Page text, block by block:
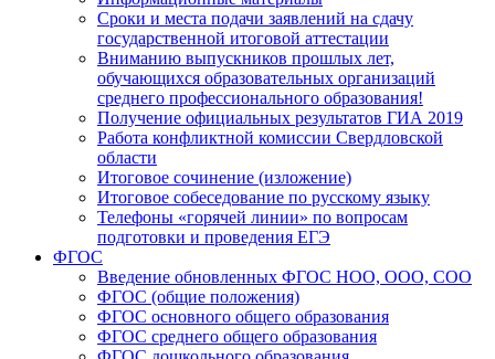
Сроки и места подачи заявлений на сдачу
государственной итоговой аттестации
Вниманию выпускников прошлых лет,
обучающихся образовательных организаций
среднего профессионального образования!
Получение официальных результатов ГИА 2019
Работа конфликтной комиссии Свердловской
области
Итоговое сочинение (изложение)
Итоговое собеседование по русскому языку
Телефоны «горячей линии» по вопросам
подготовки и проведения ЕГЭ
ФГОС
Введение обновленных ФГОС НОО, ООО, СОО
ФГОС (общие положения)
ФГОС основного общего образования
ФГОС среднего общего образования